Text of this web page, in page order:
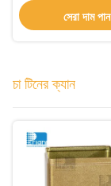
সেরা দাম পান
চা টিনের ক্যান